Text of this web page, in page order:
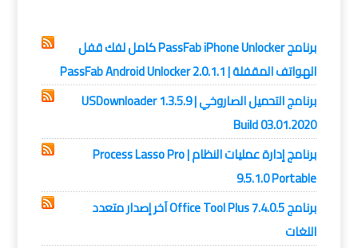
برنامج PassFab iPhone Unlocker كامل لفك قفل
الهواتف المقفلة | PassFab Android Unlocker 2.0.1.1
برنامج التحميل الصاروخي | USDownloader 1.3.5.9
Build 03.01.2020
برنامج إدارة عمليات النظام | Process Lasso Pro
9.5.1.0 Portable
برنامج Office Tool Plus 7.4.0.5 آخر إصدار متعدد
اللغات